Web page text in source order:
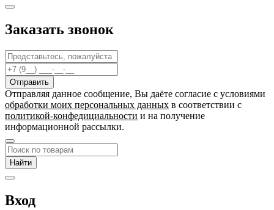
Заказать звонок
Отправляя данное сообщение, Вы даёте согласие c условиями
обработки моих персональных данных в соответствии с
политикой-конфедициальности и на получение
информационной рассылки.
Вход